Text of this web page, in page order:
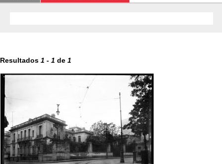
Resultados 1 - 1 de 1